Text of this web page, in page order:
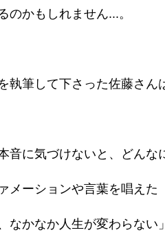
のかもしれません...。
執筆して下さった佐藤さん
音に気づけないと、どんな
メーションや言葉を唱えた
なかなか人生が変わらない」